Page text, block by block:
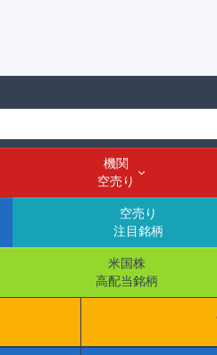
機関
空売り
空売り
注目銘柄
米国株
高配当銘柄